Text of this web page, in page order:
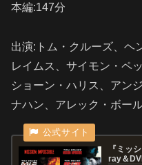
本編:147分
出演:トム・クルーズ、ヘ
レイムス、サイモン・ペ
ショーン・ハリス、アン
ナハン、アレック・ボー
『ミッ
ray＆